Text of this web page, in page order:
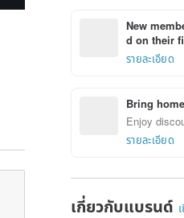
New
d on their
รายละเอียด
Bring
Enjoy
รายละเอียด
เกี่ยวกับแบรนด์